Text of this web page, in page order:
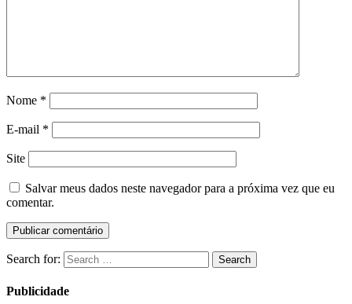
Nome *
E-mail *
Site
Salvar meus dados neste navegador para a próxima vez que eu
comentar.
Search for: Search
Publicidade